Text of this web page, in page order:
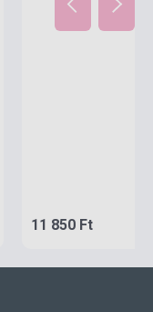
11 850 Ft